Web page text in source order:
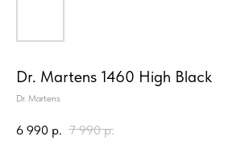
Dr. Martens 1460 High Black
Dr. Martens
6 990 р. 7 990 р.